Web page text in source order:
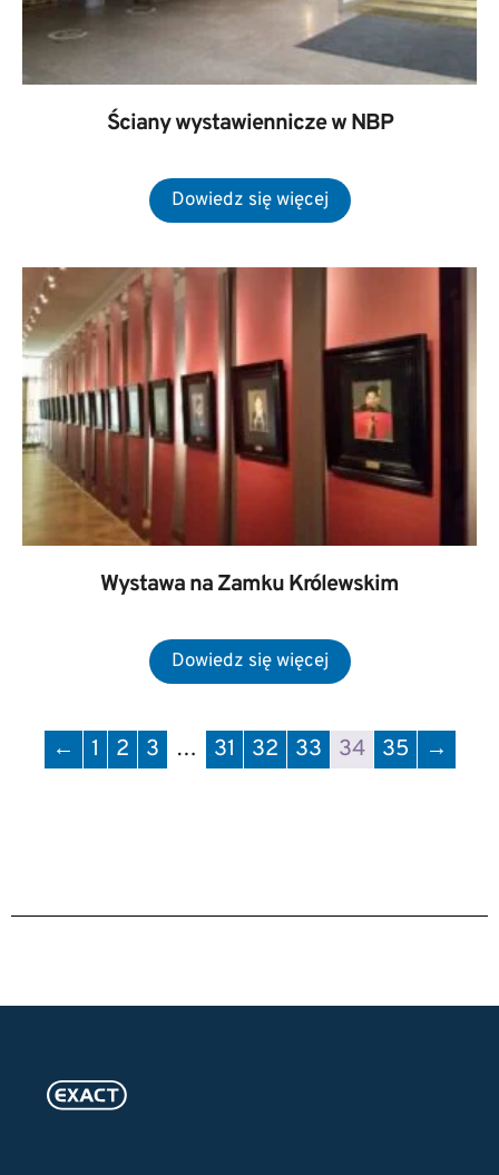
Ściany wystawiennicze w NBP
Wystawa na Zamku Królewskim
← 1 2 3 … 31 32 33 34 35 →